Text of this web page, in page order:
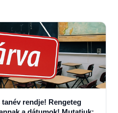
tanév rendje! Rengeteg